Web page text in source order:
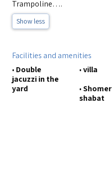
Trampoline….
Show less
Facilities and amenities
• Double
jacuzzi in the
yard
•villa
•Shomer
shabat